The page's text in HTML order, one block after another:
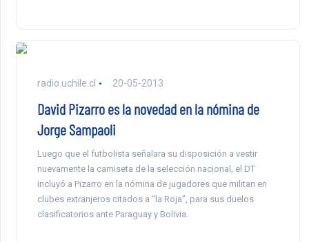
radio.uchile.cl 20-05-2013
David Pizarro es la novedad en la nómina de
Jorge Sampaoli
Luego que el futbolista señalara su disposición a vestir
nuevamente la camiseta de la selección nacional, el DT
incluyó a Pizarro en la nómina de jugadores que militan en
clubes extranjeros citados a “la Roja”, para sus duelos
clasificatorios ante Paraguay y Bolivia.